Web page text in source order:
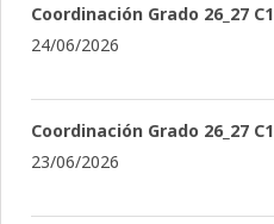
Coordinación Grado 26_27 C1
24/06/2026
Coordinación Grado 26_27 C1
23/06/2026